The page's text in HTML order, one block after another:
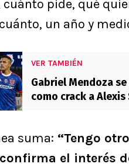
pide, qué
un año y
VER TAMBIÉN
Gabriel Mendoza
como crack a Alexis
suma: “Tengo
el interés